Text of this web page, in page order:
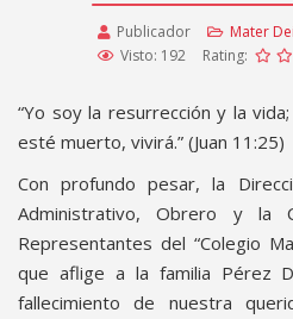
Publicador Mater
Visto: 192
Rating:
“Yo soy la resurrección y la
esté muerto, vivirá.” (Juan 11:25)
Con profundo pesar, la
Administrativo, Obrero y la
Representantes del “Colegio
que aflige a la familia Pérez
fallecimiento de nuestra